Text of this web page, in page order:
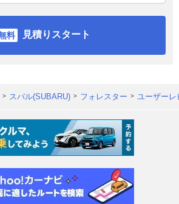
見積りスタート
スバル(SUBARU) フォレスター ユーザー